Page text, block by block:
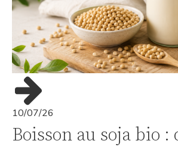
10/07/26
Boisson au soja bio :